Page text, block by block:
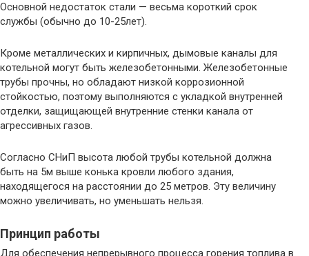
Основной недостаток стали — весьма короткий срок
службы (обычно до 10-25лет).
Кроме металлических и кирпичных, дымовые каналы для
котельной могут быть железобетонными. Железобетонные
трубы прочны, но обладают низкой коррозионной
стойкостью, поэтому выполняются с укладкой внутренней
отделки, защищающей внутренние стенки канала от
агрессивных газов.
Согласно СНиП высота любой трубы котельной должна
быть на 5м выше конька кровли любого здания,
находящегося на расстоянии до 25 метров. Эту величину
можно увеличивать, но уменьшать нельзя.
Принцип работы
Для обеспечения непрерывного процесса горения топлива в